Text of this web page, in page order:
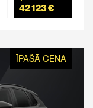
42 123 €
ĪPAŠĀ CENA